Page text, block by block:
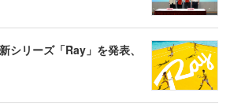
シリーズ「Ray」を発表、